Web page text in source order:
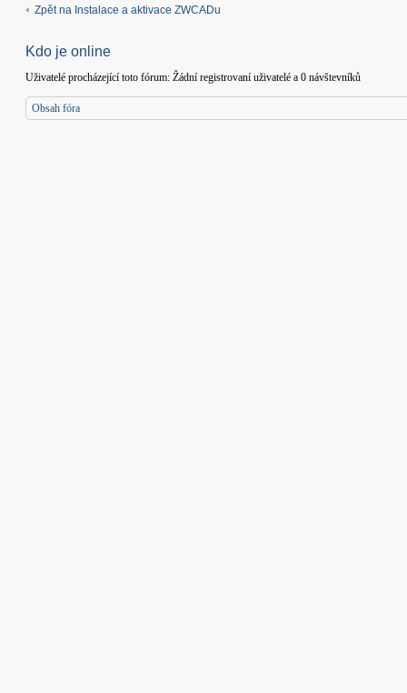
Zpět na Instalace a aktivace ZWCADu
Kdo je online
Uživatelé procházející toto fórum: Žádní registrovaní uživatelé a 0 návštevníků
Obsah fóra